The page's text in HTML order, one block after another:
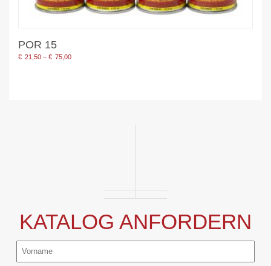
POR 15
€ 21,50 – € 75,00Preisspanne:
KATALOG ANFORDERN